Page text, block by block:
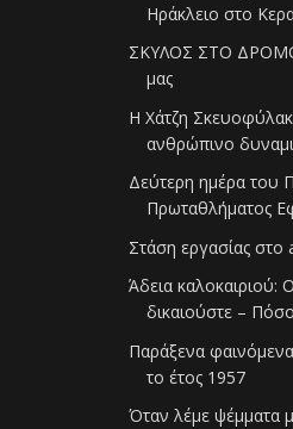
Ηράκλειο στο
ΣΚΥΛΟΣ ΣΤΟ ΔΡΟΜΟ
μας
Η Χάτζη
ανθρώπινο
Δεύτερη ημέρα του
Πρωταθλήματος
Στάση εργασίας στο
Άδεια καλοκαιριού:
δικαιούστε –
Παράξενα
το έτος 1957
Όταν λέμε ψέμματα